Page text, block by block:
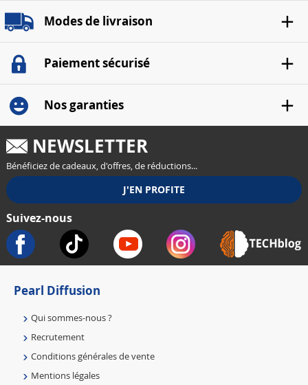
Modes de livraison
Paiement sécurisé
Nos garanties
NEWSLETTER
Bénéficiez de cadeaux, d'offres, de réductions...
Suivez-nous
Pearl Diffusion
Qui sommes-nous ?
Recrutement
Conditions générales de vente
Mentions légales